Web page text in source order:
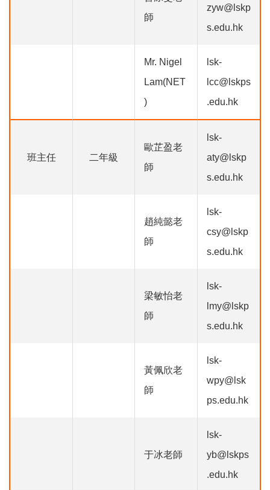
師
zyw@lskp
s.edu.hk
Mr. Nigel
Lam(NET
)
lsk-
lcc@lskps
.edu.hk
班主任 二年級
歐芷盈老
師
lsk-
aty@lskp
s.edu.hk
趙純懿老
師
lsk-
csy@lskp
s.edu.hk
梁敏怡老
師
lsk-
lmy@lskp
s.edu.hk
黃佩欣老
師
lsk-
wpy@lsk
ps.edu.hk
于冰老師
lsk-
yb@lskps
.edu.hk